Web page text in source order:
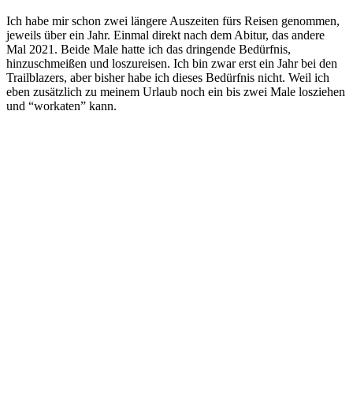
Ich habe mir schon zwei längere Auszeiten fürs Reisen genommen,
jeweils über ein Jahr. Einmal direkt nach dem Abitur, das andere
Mal 2021. Beide Male hatte ich das dringende Bedürfnis,
hinzuschmeißen und loszureisen. Ich bin zwar erst ein Jahr bei den
Trailblazers, aber bisher habe ich dieses Bedürfnis nicht. Weil ich
eben zusätzlich zu meinem Urlaub noch ein bis zwei Male losziehen
und “workaten” kann.